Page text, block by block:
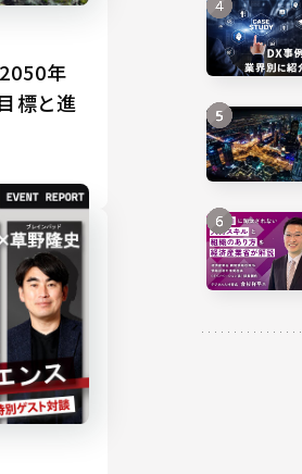
年
標と進